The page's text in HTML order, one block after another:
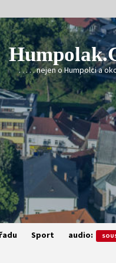
. . . . . nejen o Humpolci a
Sport audio: